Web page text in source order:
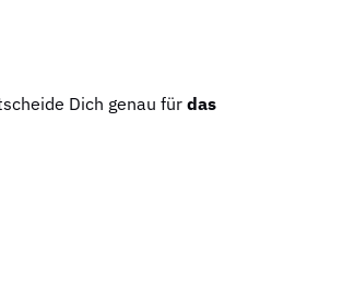
Dich genau für das